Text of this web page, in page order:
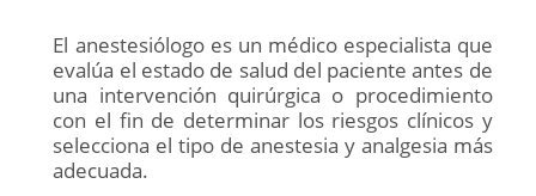
El anestesiólogo es un médico especialista que
evalúa el estado de salud del paciente antes de
una intervención quirúrgica o procedimiento
con el fin de determinar los riesgos clínicos y
selecciona el tipo de anestesia y analgesia más
adecuada.